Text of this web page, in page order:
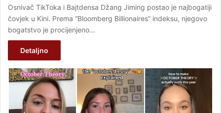
Osnivač TikToka i Bajtdensa Džang Jiming postao je najbogatiji
čovjek u Kini. Prema “Bloomberg Billionaires” indeksu, njegovo
bogatstvo je procijenjeno…
Detaljno